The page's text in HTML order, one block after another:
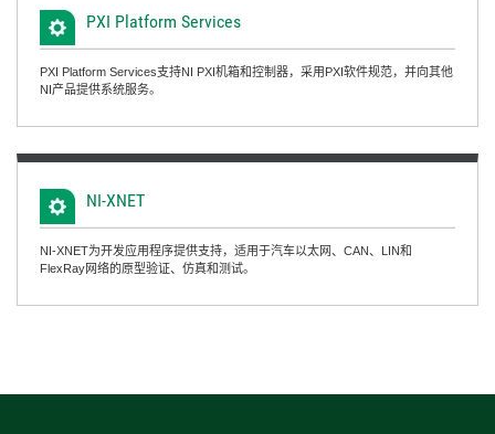
PXI Platform Services
PXI Platform Services支持NI PXI机箱和控制器，采用PXI软件规范，并向其他
NI产品提供系统服务。
NI-XNET
NI-XNET为开发应用程序提供支持，适用于汽车以太网、CAN、LIN和
FlexRay网络的原型验证、仿真和测试。